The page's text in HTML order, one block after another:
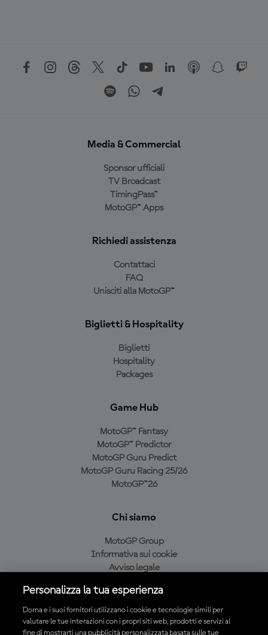
Media & Commercial
Sponsor ufficiali
TV Broadcast
TimingPass™
MotoGP™ Apps
Richiedi assistenza
Contattaci
FAQ
Unisciti alla MotoGP™
Biglietti & Hospitality
Biglietti
Hospitality
Packages
Game Hub
MotoGP™ Fantasy
MotoGP™ Predictor
MotoGP Guru Predict
MotoGP Guru Racing 25/26
MotoGP™26
Chi siamo
MotoGP Group
Informativa sui cookie
Avviso legale
Condizioni di acquisto
Personalizza la tua esperienza
Dorna e i suoi fornitori utilizzano i cookie e tecnologie simili per
valutare le tue interazioni con i propri siti web, prodotti e servizi al
fine di mostrarti una pubblicità personalizzata basata sulle tue